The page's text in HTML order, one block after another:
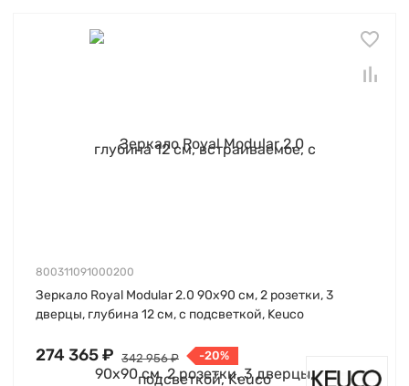
800311091000200
Зеркало Royal Modular 2.0 90х90 см, 2 розетки, 3
дверцы, глубина 12 см, с подсветкой, Keuco
274 365 ₽ 342 956 ₽ -20%